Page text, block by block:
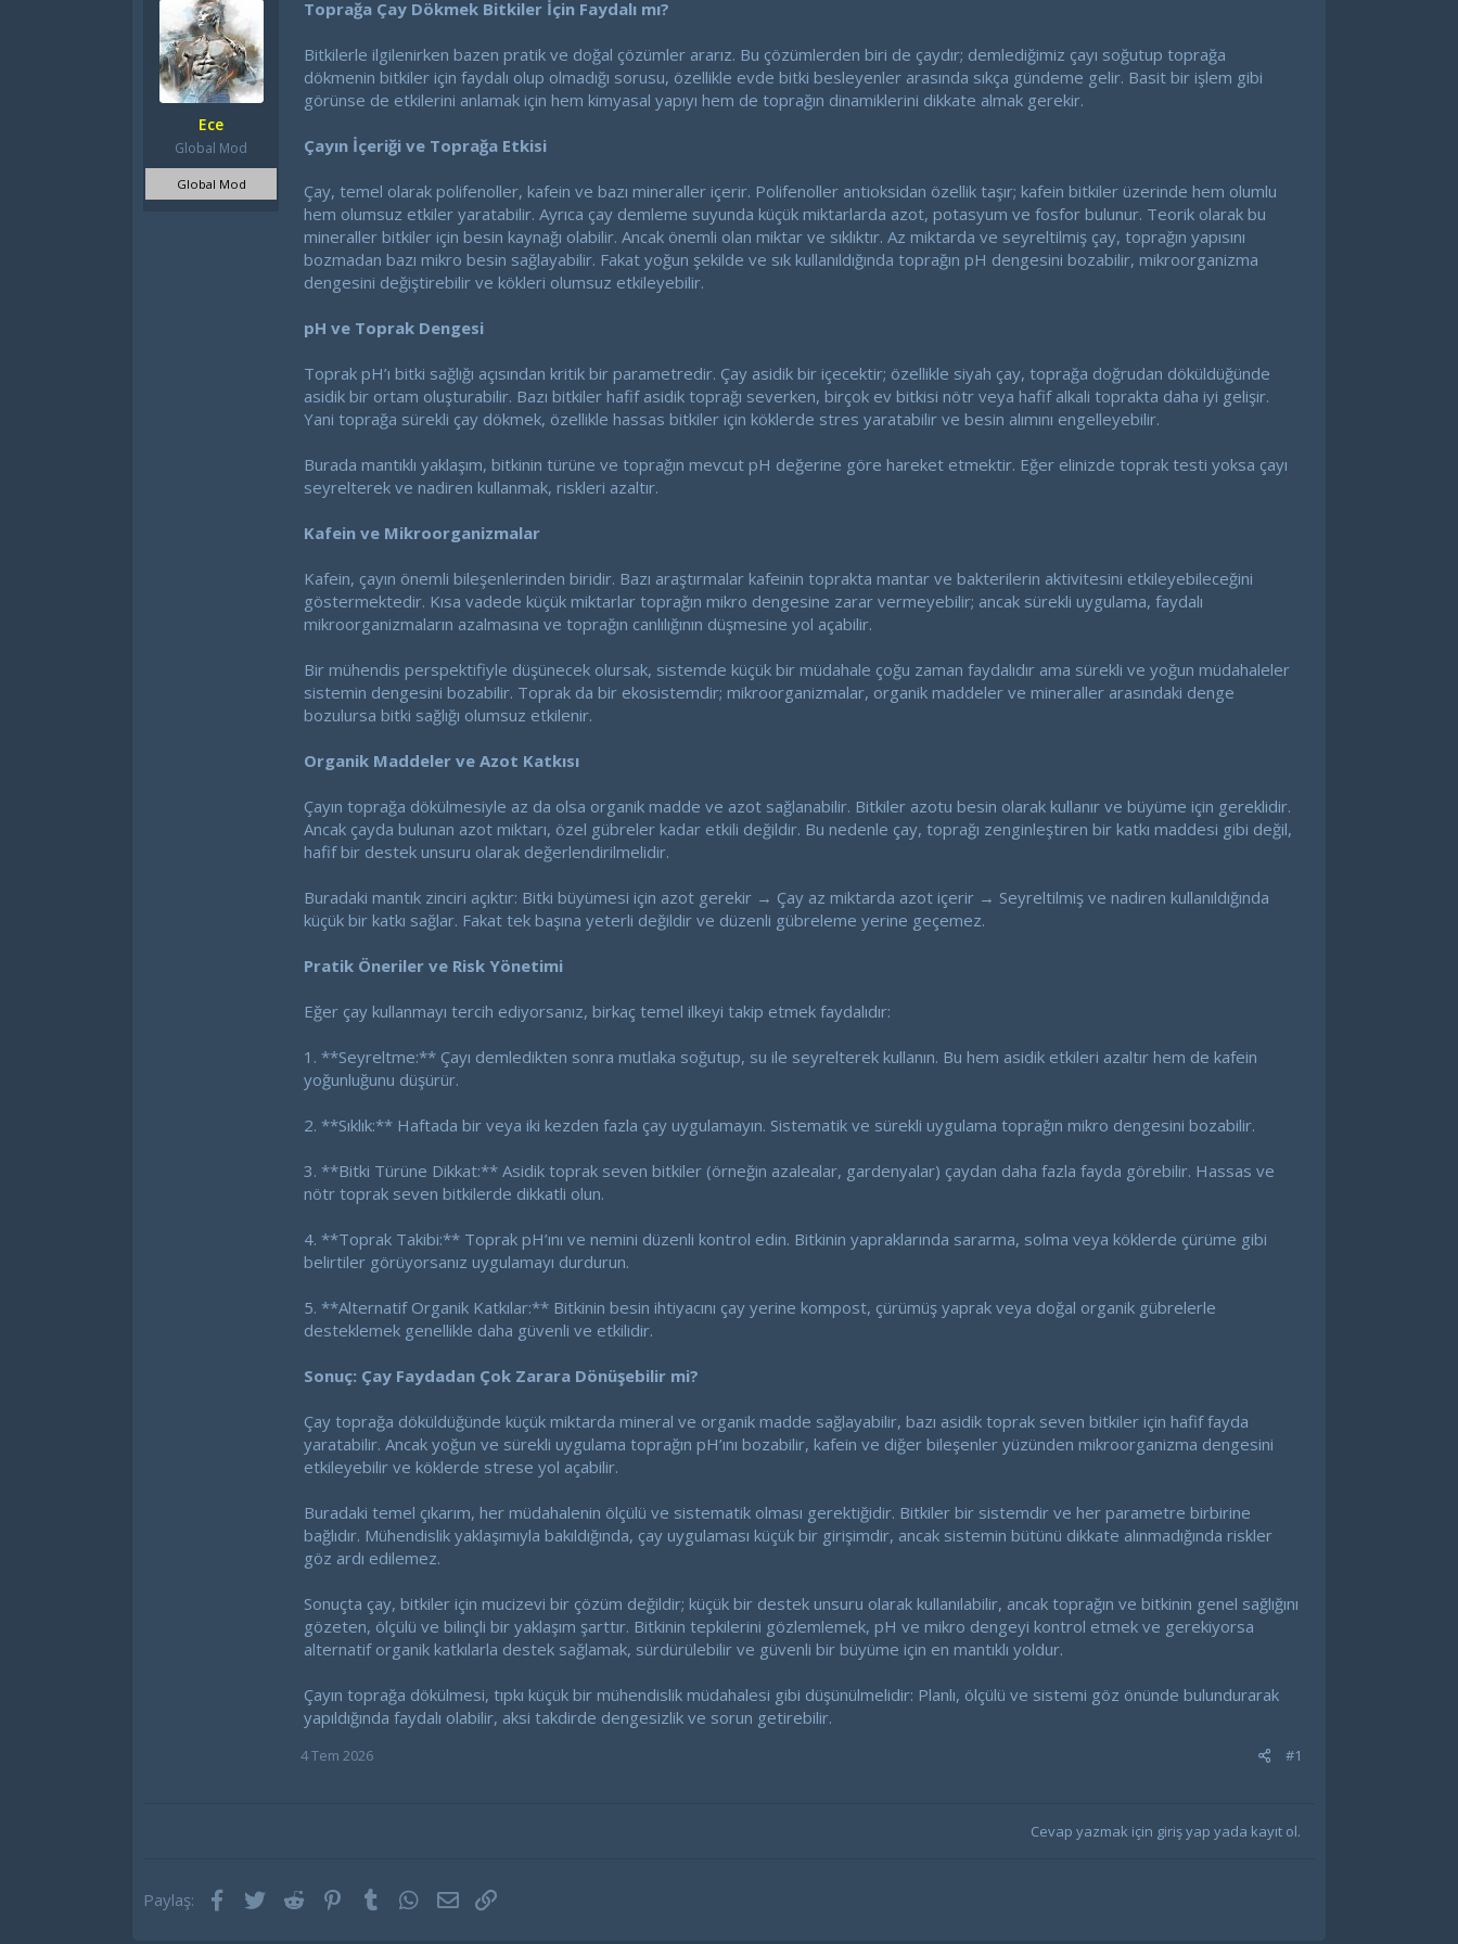
a
ş
l
a
g
ı
ç
t
a
i
h
i
Ece
Global Mod
Global Mod
Toprağa Çay Dökmek Bitkiler İçin Faydalı mı?
Bitkilerle ilgilenirken bazen pratik ve doğal çözümler ararız. Bu çözümlerden biri de çaydır; demlediğimiz çayı soğutup toprağa
dökmenin bitkiler için faydalı olup olmadığı sorusu, özellikle evde bitki besleyenler arasında sıkça gündeme gelir. Basit bir işlem gibi
görünse de etkilerini anlamak için hem kimyasal yapıyı hem de toprağın dinamiklerini dikkate almak gerekir.
Çayın İçeriği ve Toprağa Etkisi
Çay, temel olarak polifenoller, kafein ve bazı mineraller içerir. Polifenoller antioksidan özellik taşır; kafein bitkiler üzerinde hem olumlu
hem olumsuz etkiler yaratabilir. Ayrıca çay demleme suyunda küçük miktarlarda azot, potasyum ve fosfor bulunur. Teorik olarak bu
mineraller bitkiler için besin kaynağı olabilir. Ancak önemli olan miktar ve sıklıktır. Az miktarda ve seyreltilmiş çay, toprağın yapısını
bozmadan bazı mikro besin sağlayabilir. Fakat yoğun şekilde ve sık kullanıldığında toprağın pH dengesini bozabilir, mikroorganizma
dengesini değiştirebilir ve kökleri olumsuz etkileyebilir.
pH ve Toprak Dengesi
Toprak pH’ı bitki sağlığı açısından kritik bir parametredir. Çay asidik bir içecektir; özellikle siyah çay, toprağa doğrudan döküldüğünde
asidik bir ortam oluşturabilir. Bazı bitkiler hafif asidik toprağı severken, birçok ev bitkisi nötr veya hafif alkali toprakta daha iyi gelişir.
Yani toprağa sürekli çay dökmek, özellikle hassas bitkiler için köklerde stres yaratabilir ve besin alımını engelleyebilir.
Burada mantıklı yaklaşım, bitkinin türüne ve toprağın mevcut pH değerine göre hareket etmektir. Eğer elinizde toprak testi yoksa çayı
seyrelterek ve nadiren kullanmak, riskleri azaltır.
Kafein ve Mikroorganizmalar
Kafein, çayın önemli bileşenlerinden biridir. Bazı araştırmalar kafeinin toprakta mantar ve bakterilerin aktivitesini etkileyebileceğini
göstermektedir. Kısa vadede küçük miktarlar toprağın mikro dengesine zarar vermeyebilir; ancak sürekli uygulama, faydalı
mikroorganizmaların azalmasına ve toprağın canlılığının düşmesine yol açabilir.
Bir mühendis perspektifiyle düşünecek olursak, sistemde küçük bir müdahale çoğu zaman faydalıdır ama sürekli ve yoğun müdahaleler
sistemin dengesini bozabilir. Toprak da bir ekosistemdir; mikroorganizmalar, organik maddeler ve mineraller arasındaki denge
bozulursa bitki sağlığı olumsuz etkilenir.
Organik Maddeler ve Azot Katkısı
Çayın toprağa dökülmesiyle az da olsa organik madde ve azot sağlanabilir. Bitkiler azotu besin olarak kullanır ve büyüme için gereklidir.
Ancak çayda bulunan azot miktarı, özel gübreler kadar etkili değildir. Bu nedenle çay, toprağı zenginleştiren bir katkı maddesi gibi değil,
hafif bir destek unsuru olarak değerlendirilmelidir.
Buradaki mantık zinciri açıktır: Bitki büyümesi için azot gerekir → Çay az miktarda azot içerir → Seyreltilmiş ve nadiren kullanıldığında
küçük bir katkı sağlar. Fakat tek başına yeterli değildir ve düzenli gübreleme yerine geçemez.
Pratik Öneriler ve Risk Yönetimi
Eğer çay kullanmayı tercih ediyorsanız, birkaç temel ilkeyi takip etmek faydalıdır:
1. **Seyreltme:** Çayı demledikten sonra mutlaka soğutup, su ile seyrelterek kullanın. Bu hem asidik etkileri azaltır hem de kafein
yoğunluğunu düşürür.
2. **Sıklık:** Haftada bir veya iki kezden fazla çay uygulamayın. Sistematik ve sürekli uygulama toprağın mikro dengesini bozabilir.
3. **Bitki Türüne Dikkat:** Asidik toprak seven bitkiler (örneğin azalealar, gardenyalar) çaydan daha fazla fayda görebilir. Hassas ve
nötr toprak seven bitkilerde dikkatli olun.
4. **Toprak Takibi:** Toprak pH’ını ve nemini düzenli kontrol edin. Bitkinin yapraklarında sararma, solma veya köklerde çürüme gibi
belirtiler görüyorsanız uygulamayı durdurun.
5. **Alternatif Organik Katkılar:** Bitkinin besin ihtiyacını çay yerine kompost, çürümüş yaprak veya doğal organik gübrelerle
desteklemek genellikle daha güvenli ve etkilidir.
Sonuç: Çay Faydadan Çok Zarara Dönüşebilir mi?
Çay toprağa döküldüğünde küçük miktarda mineral ve organik madde sağlayabilir, bazı asidik toprak seven bitkiler için hafif fayda
yaratabilir. Ancak yoğun ve sürekli uygulama toprağın pH’ını bozabilir, kafein ve diğer bileşenler yüzünden mikroorganizma dengesini
etkileyebilir ve köklerde strese yol açabilir.
Buradaki temel çıkarım, her müdahalenin ölçülü ve sistematik olması gerektiğidir. Bitkiler bir sistemdir ve her parametre birbirine
bağlıdır. Mühendislik yaklaşımıyla bakıldığında, çay uygulaması küçük bir girişimdir, ancak sistemin bütünü dikkate alınmadığında riskler
göz ardı edilemez.
Sonuçta çay, bitkiler için mucizevi bir çözüm değildir; küçük bir destek unsuru olarak kullanılabilir, ancak toprağın ve bitkinin genel sağlığını
gözeten, ölçülü ve bilinçli bir yaklaşım şarttır. Bitkinin tepkilerini gözlemlemek, pH ve mikro dengeyi kontrol etmek ve gerekiyorsa
alternatif organik katkılarla destek sağlamak, sürdürülebilir ve güvenli bir büyüme için en mantıklı yoldur.
Çayın toprağa dökülmesi, tıpkı küçük bir mühendislik müdahalesi gibi düşünülmelidir: Planlı, ölçülü ve sistemi göz önünde bulundurarak
yapıldığında faydalı olabilir, aksi takdirde dengesizlik ve sorun getirebilir.
#1
4 Tem 2026
Cevap yazmak için giriş yap yada kayıt ol.
Paylaş: Facebook
TwitterReddit Pinterest
Tumblr WhatsApp
E-postaLink